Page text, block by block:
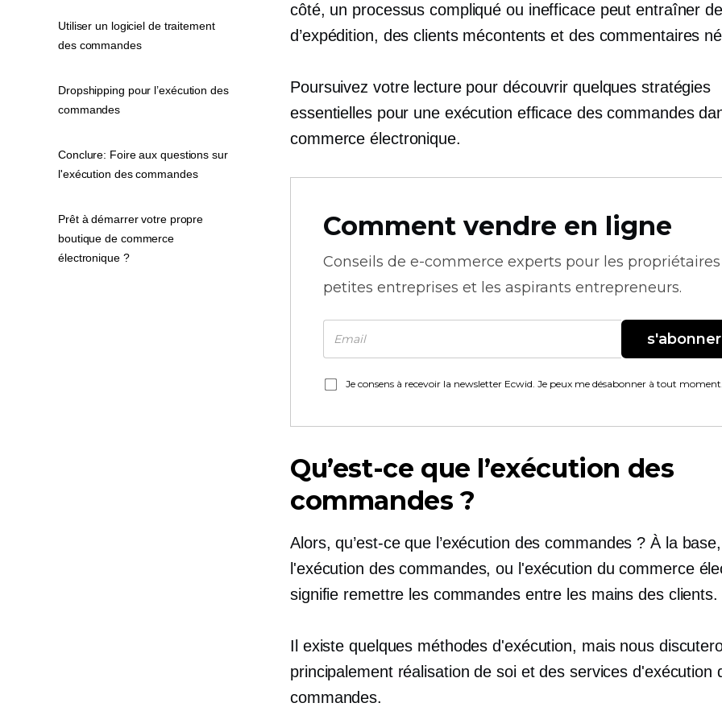
côté, un processus compliqué ou inefficace peut entraîner
d’expédition, des clients mécontents et des commentaires
Poursuivez votre lecture pour découvrir quelques stratégies
essentielles pour une exécution efficace des commandes
commerce électronique.
Comment vendre en ligne
Conseils de e-commerce experts pour les
petites entreprises et les aspirants entrepreneurs.
s'abonner
Je consens à recevoir la newsletter Ecwid. Je peux me désabonner à tout
Qu’est-ce que l’exécution des
commandes ?
Alors, qu’est-ce que l’exécution des commandes ? À la base,
l'exécution des commandes, ou l'exécution du commerce
signifie remettre les commandes entre les mains des clients.
Il existe quelques méthodes d'exécution, mais nous
principalement réalisation de soiet des services d'exécution
commandes.
Utiliser un logiciel de traitement
des commandes
Dropshipping pour l’exécution des
commandes
Conclure: Foire aux questions sur
l'exécution des commandes
Prêt à démarrer votre propre
boutique de commerce
électronique ?